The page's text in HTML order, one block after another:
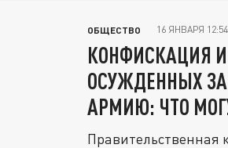
ОБЩЕСТВО 16 ЯНВАРЯ 12:54
КОНФИСКАЦИЯ
ОСУЖДЕННЫХ
АРМИЮ: ЧТО
Правительственная